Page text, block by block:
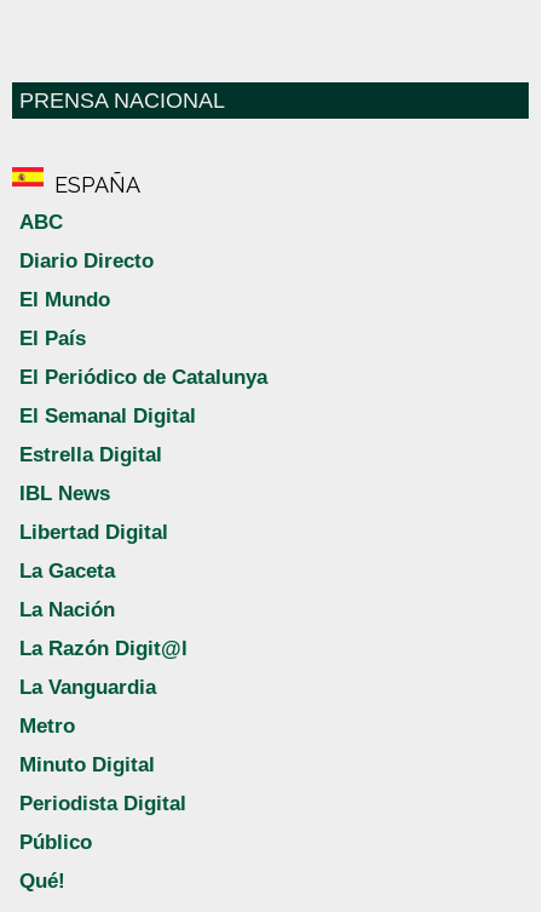
PRENSA NACIONAL
ESPAÑA
ABC
Diario Directo
El Mundo
El País
El Periódico de Catalunya
El Semanal Digital
Estrella Digital
IBL News
Libertad Digital
La Gaceta
La Nación
La Razón Digit@l
La Vanguardia
Metro
Minuto Digital
Periodista Digital
Público
Qué!